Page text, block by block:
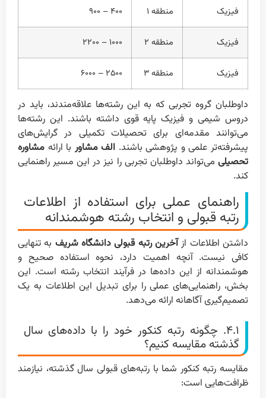
فیزیک منطقه ۱ ۴۰۰ – ۹۰۰
فیزیک منطقه ۲ ۱۰۰۰ – ۲۲۰۰
فیزیک منطقه ۳ ۲۵۰۰ – ۶۰۰۰
داوطلبان گروه تجربی که به این رشته‌ها علاقه‌مندند، باید در
دروس شیمی و فیزیک پایه قوی داشته باشند. این رشته‌ها
می‌توانند مقدمه‌ای برای تحصیلات تکمیلی در گرایش‌های
پیشرفته‌تر علمی و پژوهشی باشند. الف مشاور با ارائه مشاوره
تحصیلی می‌تواند داوطلبان تجربی را نیز در این مسیر راهنمایی
کند.
راهنمای عملی برای استفاده از اطلاعات
رتبه قبولی و انتخاب رشته هوشمندانه
داشتن اطلاعات ازآخرین رتبه قبولی دانشگاه شریف به تنهایی
کافی نیست. آنچه اهمیت دارد، نحوه استفاده صحیح و
هوشمندانه از این داده‌ها در فرآیند انتخاب رشته است. این
بخش، راهنمایی‌های عملی را برای تبدیل این اطلاعات به یک
تصمیم‌گیری آگاهانه ارائه می‌دهد.
۴.۱. چگونه رتبه کنکور خود را با داده‌های سال
گذشته مقایسه کنیم؟
مقایسه رتبه کنکور شما با رتبه‌های قبولی سال گذشته، نیازمند
ظرافت‌هایی است: